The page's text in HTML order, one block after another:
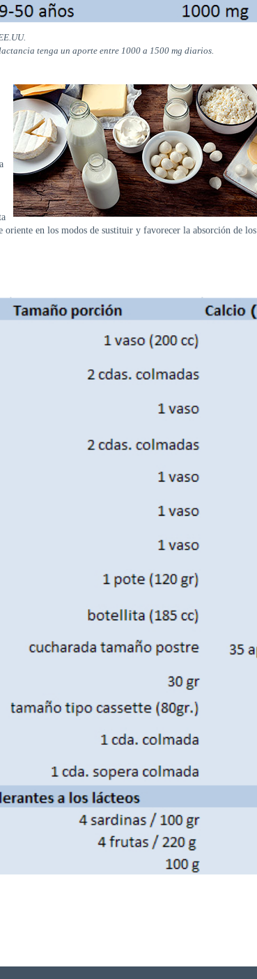
tenga un aporte entre 1000 a 1500 mg diarios.
en los modos de sustituir y favorecer la absorción de los